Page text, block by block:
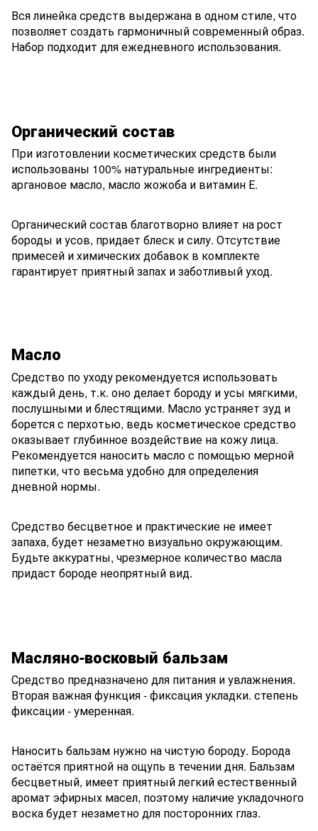
Вся линейка средств выдержана в одном стиле, что
позволяет создать гармоничный современный образ.
Набор подходит для ежедневного использования.
Органический состав
При изготовлении косметических средств были
использованы 100% натуральные ингредиенты:
аргановое масло, масло жожоба и витамин Е.
Органический состав благотворно влияет на рост
бороды и усов, придает блеск и силу. Отсутствие
примесей и химических добавок в комплекте
гарантирует приятный запах и заботливый уход.
Масло
Средство по уходу рекомендуется использовать
каждый день, т.к. оно делает бороду и усы мягкими,
послушными и блестящими. Масло устраняет зуд и
борется с перхотью, ведь косметическое средство
оказывает глубинное воздействие на кожу лица.
Рекомендуется наносить масло с помощью мерной
пипетки, что весьма удобно для определения
дневной нормы.
Средство бесцветное и практические не имеет
запаха, будет незаметно визуально окружающим.
Будьте аккуратны, чрезмерное количество масла
придаст бороде неопрятный вид.
Масляно-восковый бальзам
Средство предназначено для питания и увлажнения.
Вторая важная функция - фиксация укладки. степень
фиксации - умеренная.
Наносить бальзам нужно на чистую бороду. Борода
остаётся приятной на ощупь в течении дня. Бальзам
бесцветный, имеет приятный легкий естественный
аромат эфирных масел, поэтому наличие укладочного
воска будет незаметно для посторонних глаз.